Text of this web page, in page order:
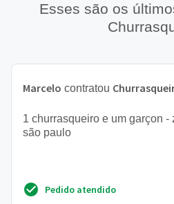
Esses são os
Marcelo contratou
1 churrasqueiro e um garçon -
são paulo
Pedido atendido